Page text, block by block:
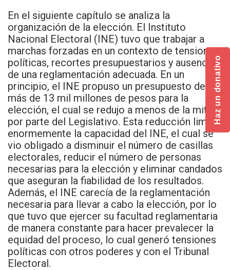
En el siguiente capítulo se analiza la
organización de la elección. El Instituto
Nacional Electoral (INE) tuvo que trabajar a
marchas forzadas en un contexto de tensiones
políticas, recortes presupuestarios y ausencia
de una reglamentación adecuada. En un
principio, el INE propuso un presupuesto de
más de 13 mil millones de pesos para la
elección, el cual se redujo a menos de la mitad
por parte del Legislativo. Esta reducción limitó
enormemente la capacidad del INE, el cual se
vio obligado a disminuir el número de casillas
electorales, reducir el número de personas
necesarias para la elección y eliminar candados
que aseguran la fiabilidad de los resultados.
Además, el INE carecía de la reglamentación
necesaria para llevar a cabo la elección, por lo
que tuvo que ejercer su facultad reglamentaria
de manera constante para hacer prevalecer la
equidad del proceso, lo cual generó tensiones
políticas con otros poderes y con el Tribunal
Electoral.
Haz un donativo